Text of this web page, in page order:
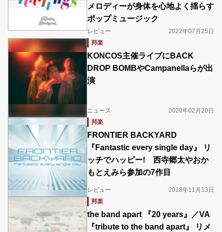
メロディーが身体を心地よく揺らす
ポップミュージック
レビュー
2022年07月25日
邦楽
KONCOS主催ライブにBACK
DROP BOMBやCampanellaらが出
演
ニュース
2020年02月20日
邦楽
FRONTIER BACKYARD
『Fantastic every single day』 リ
ッチでハッピー! 西寺郷太やおか
もとえみら参加の7作目
レビュー
2018年11月13日
邦楽
the band apart 『20 years』／VA
『tribute to the band apart』 リメ